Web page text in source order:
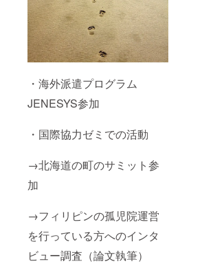
・海外派遣プログラム
JENESYS参加
・国際協力ゼミでの活動
→北海道の町のサミット参
加
→フィリピンの孤児院運営
を行っている方へのインタ
ビュー調査（論文執筆）